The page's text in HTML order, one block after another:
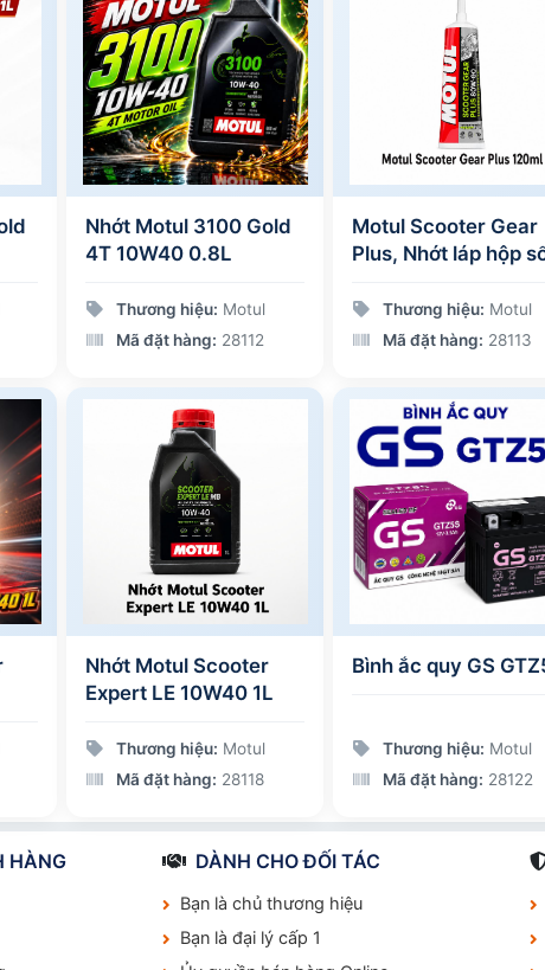
Nhớt Motul 3100 Gold
4T 10W40 0.8L
Thương hiệu: Motul
Mã đặt hàng: 28112
Motul Scooter Gear
Plus, Nhớt láp hộp
Thương hiệu: Motul
Mã đặt hàng: 28113
Nhớt Motul Scooter
Expert LE 10W40 1L
Thương hiệu: Motul
Mã đặt hàng: 28118
Bình ắc quy GS
Thương hiệu: Motul
Mã đặt hàng: 28122
HÀNG DÀNH CHO ĐỐI TÁC
Bạn là chủ thương hiệu
Bạn là đại lý cấp 1